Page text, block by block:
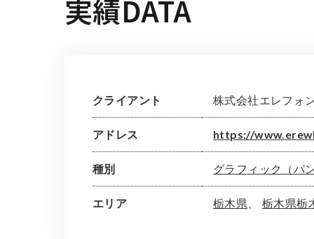
実績DATA
クライアント 株式会社エレフォ
アドレス https://
種別 グラフィック（パ
エリア 栃木県 栃木県栃